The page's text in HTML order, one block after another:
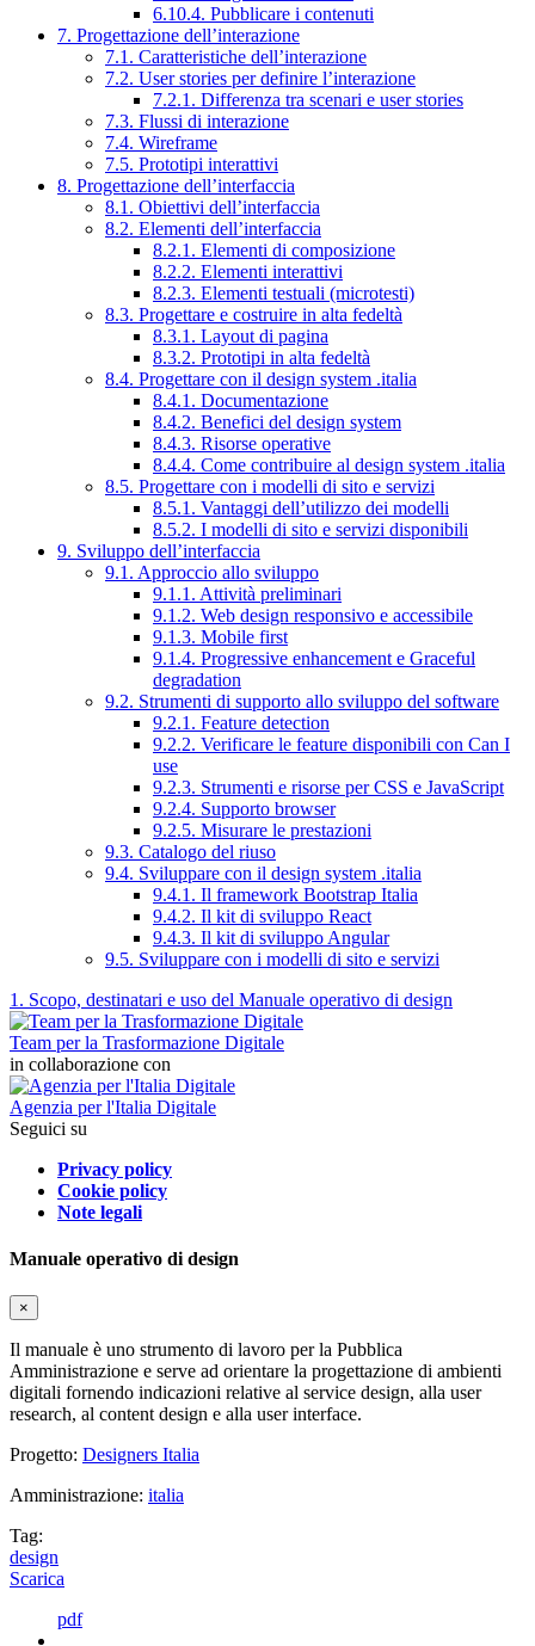
6.10.4. Pubblicare i contenuti
7. Progettazione dell’interazione
7.1. Caratteristiche dell’interazione
7.2. User stories per definire l’interazione
7.2.1. Differenza tra scenari e user stories
7.3. Flussi di interazione
7.4. Wireframe
7.5. Prototipi interattivi
8. Progettazione dell’interfaccia
8.1. Obiettivi dell’interfaccia
8.2. Elementi dell’interfaccia
8.2.1. Elementi di composizione
8.2.2. Elementi interattivi
8.2.3. Elementi testuali (microtesti)
8.3. Progettare e costruire in alta fedeltà
8.3.1. Layout di pagina
8.3.2. Prototipi in alta fedeltà
8.4. Progettare con il design system .italia
8.4.1. Documentazione
8.4.2. Benefici del design system
8.4.3. Risorse operative
8.4.4. Come contribuire al design system .italia
8.5. Progettare con i modelli di sito e servizi
8.5.1. Vantaggi dell’utilizzo dei modelli
8.5.2. I modelli di sito e servizi disponibili
9. Sviluppo dell’interfaccia
9.1. Approccio allo sviluppo
9.1.1. Attività preliminari
9.1.2. Web design responsivo e accessibile
9.1.3. Mobile first
9.1.4. Progressive enhancement e Graceful
degradation
9.2. Strumenti di supporto allo sviluppo del software
9.2.1. Feature detection
9.2.2. Verificare le feature disponibili con Can I
use
9.2.3. Strumenti e risorse per CSS e JavaScript
9.2.4. Supporto browser
9.2.5. Misurare le prestazioni
9.3. Catalogo del riuso
9.4. Sviluppare con il design system .italia
9.4.1. Il framework Bootstrap Italia
9.4.2. Il kit di sviluppo React
9.4.3. Il kit di sviluppo Angular
9.5. Sviluppare con i modelli di sito e servizi
1. Scopo, destinatari e uso del Manuale operativo di design
Team per la Trasformazione Digitale
in collaborazione con
Agenzia per l'Italia Digitale
Seguici su
Privacy policy
Cookie policy
Note legali
Manuale operativo di design
×
Il manuale è uno strumento di lavoro per la Pubblica
Amministrazione e serve ad orientare la progettazione di ambienti
digitali fornendo indicazioni relative al service design, alla user
research, al content design e alla user interface.
Progetto: Designers Italia
Amministrazione: italia
Tag:
design
Scarica
pdf